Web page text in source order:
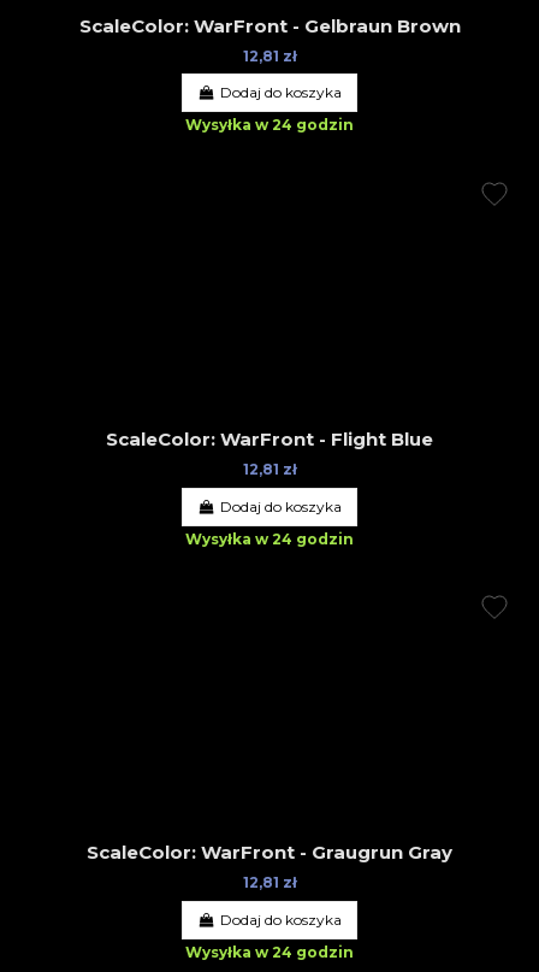
ScaleColor: WarFront - Gelbraun Brown
12,81 zł
Dodaj do koszyka
Wysyłka w 24 godzin
ScaleColor: WarFront - Flight Blue
12,81 zł
Dodaj do koszyka
Wysyłka w 24 godzin
ScaleColor: WarFront - Graugrun Gray
12,81 zł
Dodaj do koszyka
Wysyłka w 24 godzin